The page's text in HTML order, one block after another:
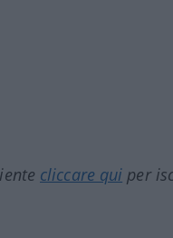
cliccare qui per